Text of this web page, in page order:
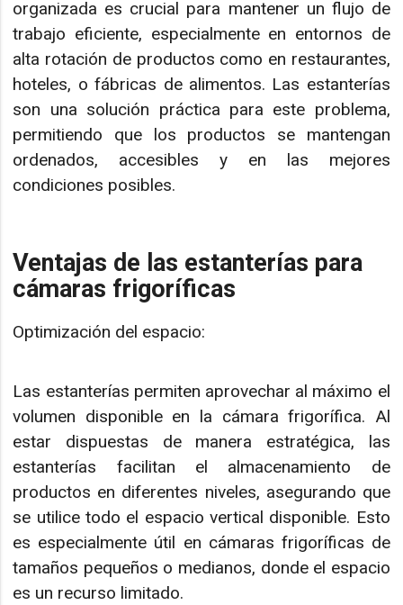
organizada es crucial para mantener un flujo de
trabajo eficiente, especialmente en entornos de
alta rotación de productos como en restaurantes,
hoteles, o fábricas de alimentos. Las estanterías
son una solución práctica para este problema,
permitiendo que los productos se mantengan
ordenados, accesibles y en las mejores
condiciones posibles.
Ventajas de las estanterías para
cámaras frigoríficas
Optimización del espacio:
Las estanterías permiten aprovechar al máximo el
volumen disponible en la cámara frigorífica. Al
estar dispuestas de manera estratégica, las
estanterías facilitan el almacenamiento de
productos en diferentes niveles, asegurando que
se utilice todo el espacio vertical disponible. Esto
es especialmente útil en cámaras frigoríficas de
tamaños pequeños o medianos, donde el espacio
es un recurso limitado.